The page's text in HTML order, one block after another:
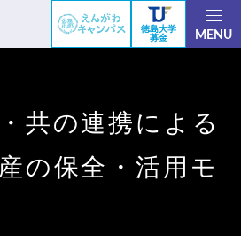
徳島大学
募金
MENU
共の連携による
の保全・活用モ